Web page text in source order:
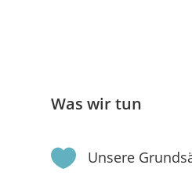
Was wir tun
 Unsere